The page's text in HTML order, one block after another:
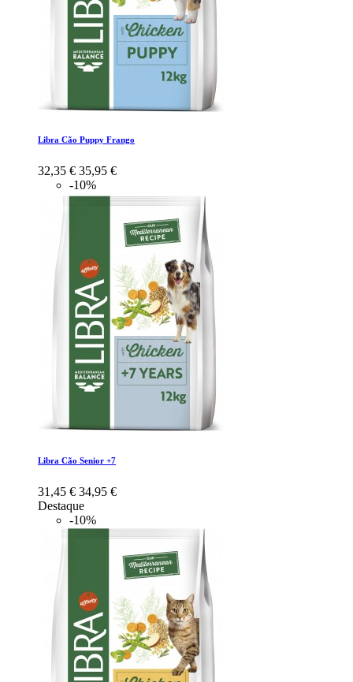
Libra Cão Puppy Frango
32,35 € 35,95 €
-10%
Libra Cão Senior +7
31,45 € 34,95 €
Destaque
-10%